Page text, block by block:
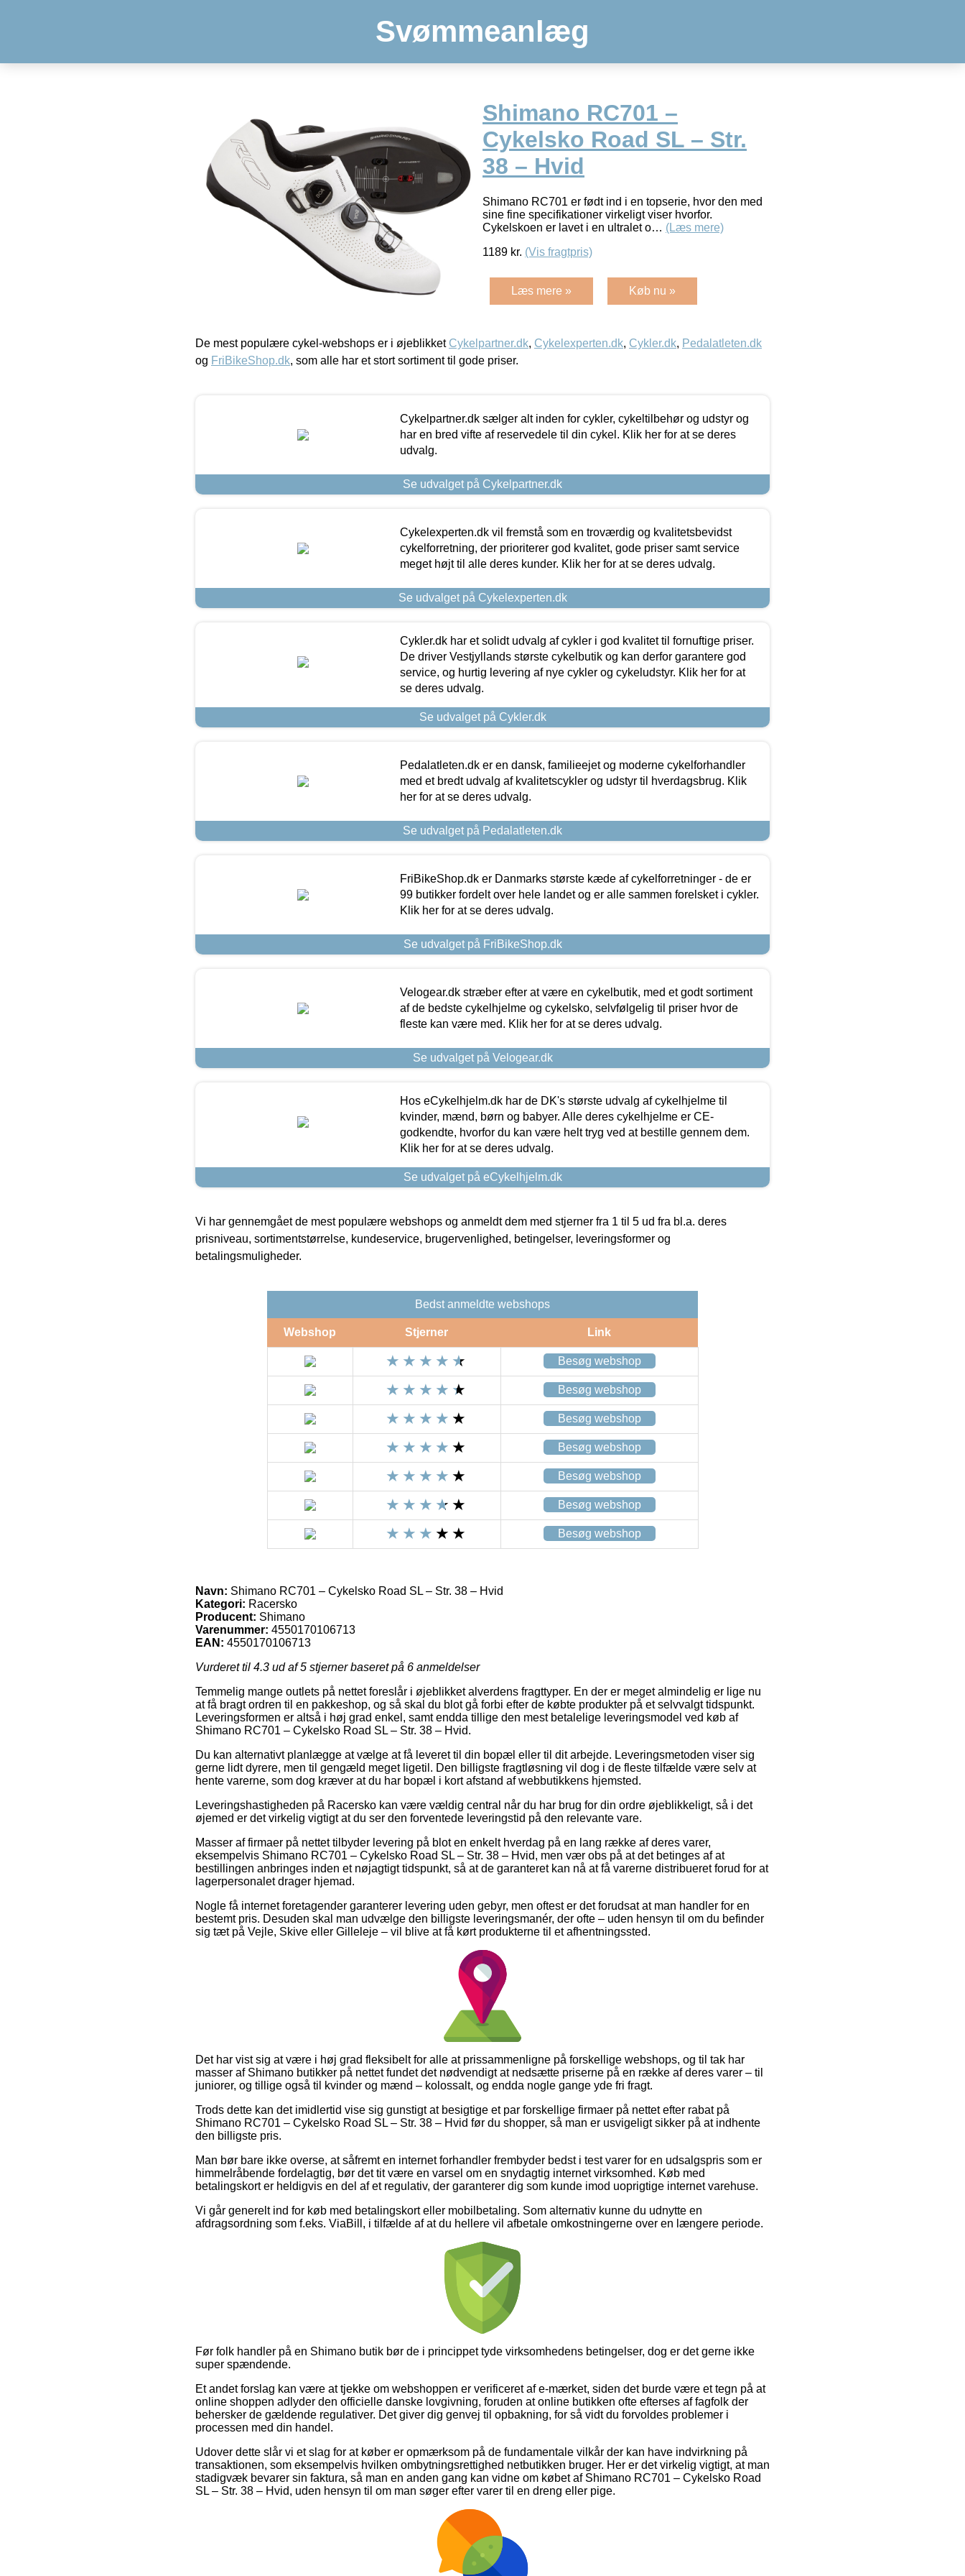
Svømmeanlæg
Shimano RC701 –
Cykelsko Road SL – Str.
38 – Hvid
Shimano RC701 er født ind i en topserie, hvor den med
sine fine specifikationer virkeligt viser hvorfor.
Cykelskoen er lavet i en ultralet o… (Læs mere)
1189 kr. (Vis fragtpris)
Læs mere » Køb nu »
De mest populære cykel-webshops er i øjeblikket Cykelpartner.dk, Cykelexperten.dk, Cykler.dk, Pedalatleten.dk
og FriBikeShop.dk, som alle har et stort sortiment til gode priser.
Cykelpartner.dk sælger alt inden for cykler, cykeltilbehør og udstyr og
har en bred vifte af reservedele til din cykel. Klik her for at se deres
udvalg.
Se udvalget på Cykelpartner.dk
Cykelexperten.dk vil fremstå som en troværdig og kvalitetsbevidst
cykelforretning, der prioriterer god kvalitet, gode priser samt service
meget højt til alle deres kunder. Klik her for at se deres udvalg.
Se udvalget på Cykelexperten.dk
Cykler.dk har et solidt udvalg af cykler i god kvalitet til fornuftige priser.
De driver Vestjyllands største cykelbutik og kan derfor garantere god
service, og hurtig levering af nye cykler og cykeludstyr. Klik her for at
se deres udvalg.
Se udvalget på Cykler.dk
Pedalatleten.dk er en dansk, familieejet og moderne cykelforhandler
med et bredt udvalg af kvalitetscykler og udstyr til hverdagsbrug. Klik
her for at se deres udvalg.
Se udvalget på Pedalatleten.dk
FriBikeShop.dk er Danmarks største kæde af cykelforretninger - de er
99 butikker fordelt over hele landet og er alle sammen forelsket i cykler.
Klik her for at se deres udvalg.
Se udvalget på FriBikeShop.dk
Velogear.dk stræber efter at være en cykelbutik, med et godt sortiment
af de bedste cykelhjelme og cykelsko, selvfølgelig til priser hvor de
fleste kan være med. Klik her for at se deres udvalg.
Se udvalget på Velogear.dk
Hos eCykelhjelm.dk har de DK's største udvalg af cykelhjelme til
kvinder, mænd, børn og babyer. Alle deres cykelhjelme er CE-
godkendte, hvorfor du kan være helt tryg ved at bestille gennem dem.
Klik her for at se deres udvalg.
Se udvalget på eCykelhjelm.dk
Vi har gennemgået de mest populære webshops og anmeldt dem med stjerner fra 1 til 5 ud fra bl.a. deres
prisniveau, sortimentstørrelse, kundeservice, brugervenlighed, betingelser, leveringsformer og
betalingsmuligheder.
Bedst anmeldte webshops
Webshop Stjerner Link
Besøg webshop
Besøg webshop
Besøg webshop
Besøg webshop
Besøg webshop
Besøg webshop
Besøg webshop
Navn: Shimano RC701 – Cykelsko Road SL – Str. 38 – Hvid
Kategori: Racersko
Producent: Shimano
Varenummer: 4550170106713
EAN: 4550170106713
Vurderet til 4.3 ud af 5 stjerner baseret på 6 anmeldelser
Temmelig mange outlets på nettet foreslår i øjeblikket alverdens fragttyper. En der er meget almindelig er lige nu
at få bragt ordren til en pakkeshop, og så skal du blot gå forbi efter de købte produkter på et selvvalgt tidspunkt.
Leveringsformen er altså i høj grad enkel, samt endda tillige den mest betalelige leveringsmodel ved køb af
Shimano RC701 – Cykelsko Road SL – Str. 38 – Hvid.
Du kan alternativt planlægge at vælge at få leveret til din bopæl eller til dit arbejde. Leveringsmetoden viser sig
gerne lidt dyrere, men til gengæld meget ligetil. Den billigste fragtløsning vil dog i de fleste tilfælde være selv at
hente varerne, som dog kræver at du har bopæl i kort afstand af webbutikkens hjemsted.
Leveringshastigheden på Racersko kan være vældig central når du har brug for din ordre øjeblikkeligt, så i det
øjemed er det virkelig vigtigt at du ser den forventede leveringstid på den relevante vare.
Masser af firmaer på nettet tilbyder levering på blot en enkelt hverdag på en lang række af deres varer,
eksempelvis Shimano RC701 – Cykelsko Road SL – Str. 38 – Hvid, men vær obs på at det betinges af at
bestillingen anbringes inden et nøjagtigt tidspunkt, så at de garanteret kan nå at få varerne distribueret forud for at
lagerpersonalet drager hjemad.
Nogle få internet foretagender garanterer levering uden gebyr, men oftest er det forudsat at man handler for en
bestemt pris. Desuden skal man udvælge den billigste leveringsmanér, der ofte – uden hensyn til om du befinder
sig tæt på Vejle, Skive eller Gilleleje – vil blive at få kørt produkterne til et afhentningssted.
Det har vist sig at være i høj grad fleksibelt for alle at prissammenligne på forskellige webshops, og til tak har
masser af Shimano butikker på nettet fundet det nødvendigt at nedsætte priserne på en række af deres varer – til
juniorer, og tillige også til kvinder og mænd – kolossalt, og endda nogle gange yde fri fragt.
Trods dette kan det imidlertid vise sig gunstigt at besigtige et par forskellige firmaer på nettet efter rabat på
Shimano RC701 – Cykelsko Road SL – Str. 38 – Hvid før du shopper, så man er usvigeligt sikker på at indhente
den billigste pris.
Man bør bare ikke overse, at såfremt en internet forhandler frembyder bedst i test varer for en udsalgspris som er
himmelråbende fordelagtig, bør det tit være en varsel om en snydagtig internet virksomhed. Køb med
betalingskort er heldigvis en del af et regulativ, der garanterer dig som kunde imod uoprigtige internet varehuse.
Vi går generelt ind for køb med betalingskort eller mobilbetaling. Som alternativ kunne du udnytte en
afdragsordning som f.eks. ViaBill, i tilfælde af at du hellere vil afbetale omkostningerne over en længere periode.
Før folk handler på en Shimano butik bør de i princippet tyde virksomhedens betingelser, dog er det gerne ikke
super spændende.
Et andet forslag kan være at tjekke om webshoppen er verificeret af e-mærket, siden det burde være et tegn på at
online shoppen adlyder den officielle danske lovgivning, foruden at online butikken ofte efterses af fagfolk der
behersker de gældende regulativer. Det giver dig genvej til opbakning, for så vidt du forvoldes problemer i
processen med din handel.
Udover dette slår vi et slag for at køber er opmærksom på de fundamentale vilkår der kan have indvirkning på
transaktionen, som eksempelvis hvilken ombytningsrettighed netbutikken bruger. Her er det virkelig vigtigt, at man
stadigvæk bevarer sin faktura, så man en anden gang kan vidne om købet af Shimano RC701 – Cykelsko Road
SL – Str. 38 – Hvid, uden hensyn til om man søger efter varer til en dreng eller pige.